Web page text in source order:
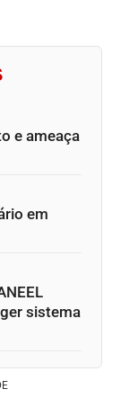
e ameaça
em
sistema